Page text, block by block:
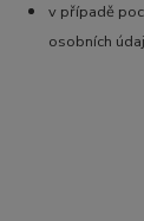
v případě
osobních